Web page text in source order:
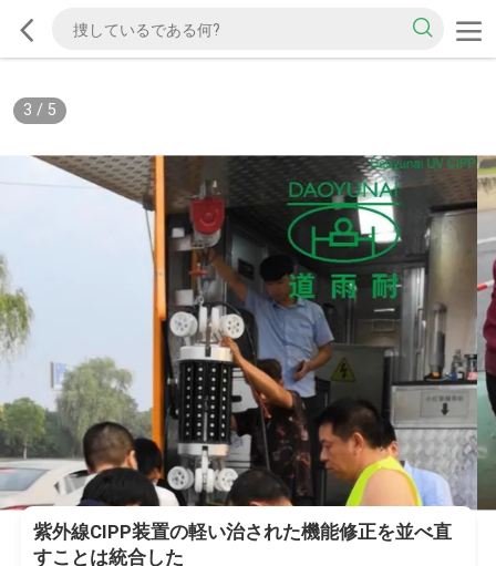
3 / 5
紫外線CIPP装置の軽い治された機能修正を並べ直
すことは統合した